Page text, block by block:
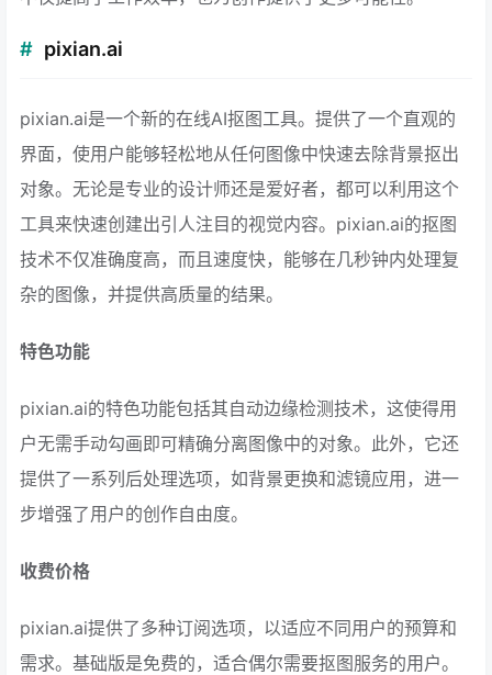
pixian.ai
pixian.ai是一个新的在线AI抠图工具。提供了一个直观的
界面，使用户能够轻松地从任何图像中快速去除背景抠出
对象。无论是专业的设计师还是爱好者，都可以利用这个
工具来快速创建出引人注目的视觉内容。pixian.ai的抠图
技术不仅准确度高，而且速度快，能够在几秒钟内处理复
杂的图像，并提供高质量的结果。
特色功能
pixian.ai的特色功能包括其自动边缘检测技术，这使得用
户无需手动勾画即可精确分离图像中的对象。此外，它还
提供了一系列后处理选项，如背景更换和滤镜应用，进一
步增强了用户的创作自由度。
收费价格
pixian.ai提供了多种订阅选项，以适应不同用户的预算和
需求。基础版是免费的，适合偶尔需要抠图服务的用户。